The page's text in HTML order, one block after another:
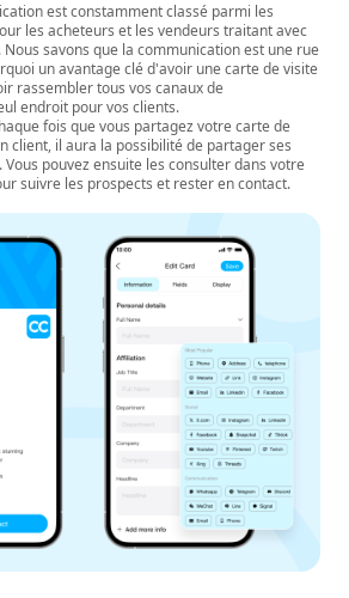
est constamment classé parmi les
les acheteurs et les vendeurs traitant avec
savons que la communication est une rue
un avantage clé d'avoir une carte de visite
rassembler tous vos canaux de
endroit pour vos clients.
fois que vous partagez votre carte de
client, il aura la possibilité de partager ses
pouvez ensuite les consulter dans votre
suivre les prospects et rester en contact.